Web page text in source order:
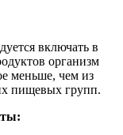
включать в
организм
меньше, чем из
пищевых групп.